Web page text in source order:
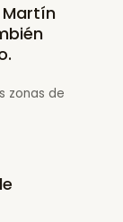
zonas de